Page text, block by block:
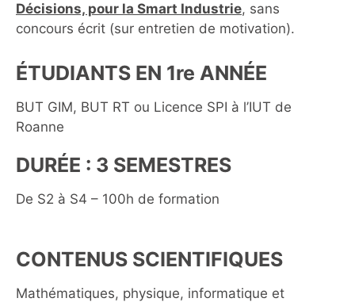
Décisions, pour la Smart Industrie, sans
concours écrit (sur entretien de motivation).
ÉTUDIANTS EN 1re ANNÉE
BUT GIM, BUT RT ou Licence SPI à l’IUT de
Roanne
DURÉE : 3 SEMESTRES
De S2 à S4 – 100h de formation
CONTENUS SCIENTIFIQUES
Mathématiques, physique, informatique et